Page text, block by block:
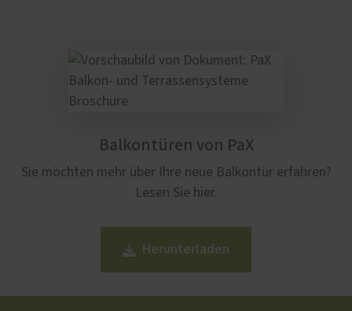
Balkontüren von PaX
Sie möchten mehr über Ihre neue Balkontür erfahren?
Lesen Sie hier.
Herunterladen